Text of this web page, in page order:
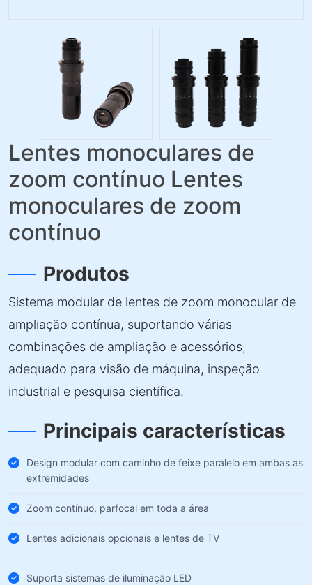
Lentes monoculares de
zoom contínuo Lentes
monoculares de zoom
contínuo
Produtos
Sistema modular de lentes de zoom monocular de
ampliação contínua, suportando várias
combinações de ampliação e acessórios,
adequado para visão de máquina, inspeção
industrial e pesquisa científica.
Principais características
Design modular com caminho de feixe paralelo em ambas as
extremidades
Zoom contínuo, parfocal em toda a área
Lentes adicionais opcionais e lentes de TV
Suporta sistemas de iluminação LED